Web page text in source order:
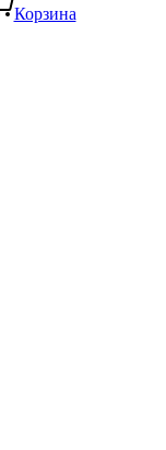
Корзина